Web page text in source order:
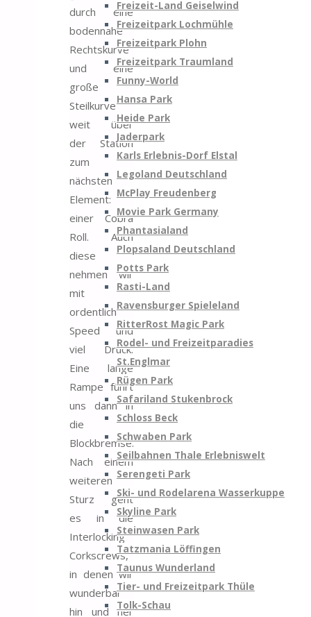
Freizeit-Land Geiselwind
Freizeitpark Lochmühle
Freizeitpark Plohn
Freizeitpark Traumland
Funny-World
Hansa Park
Heide Park
Jaderpark
Karls Erlebnis-Dorf Elstal
Legoland Deutschland
McPlay Freudenberg
Movie Park Germany
Phantasialand
Plopsaland Deutschland
Potts Park
Rasti-Land
Ravensburger Spieleland
RitterRost Magic Park
Rodel- und Freizeitparadies
St.Englmar
Rügen Park
Safariland Stukenbrock
Schloss Beck
Schwaben Park
Seilbahnen Thale Erlebniswelt
Serengeti Park
Ski- und Rodelarena Wasserkuppe
Skyline Park
Steinwasen Park
Tatzmania Löffingen
Taunus Wunderland
Tier- und Freizeitpark Thüle
Tolk-Schau
durch eine
bodennahe
Rechtskurve
und eine
große
Steilkurve
weit über
der Station
zum
nächsten
Element:
einer Cobra
Roll. Auch
diese
nehmen wir
mit
ordentlich
Speed und
viel Druck.
Eine lange
Rampe führt
uns dann in
die
Blockbremse.
Nach einem
weiteren
Sturz geht
es in die
Interlocking
Corkscrews,
in denen wir
wunderbar
hin und her